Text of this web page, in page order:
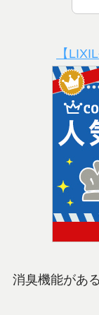
【
消臭機能があ